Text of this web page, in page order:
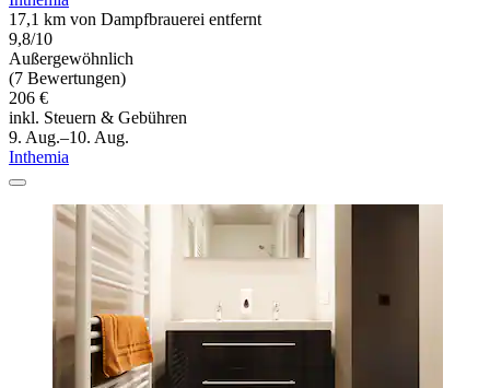
17,1 km von Dampfbrauerei entfernt
9,8/10
Außergewöhnlich
(7 Bewertungen)
206 €
inkl. Steuern & Gebühren
9. Aug.–10. Aug.
Inthemia